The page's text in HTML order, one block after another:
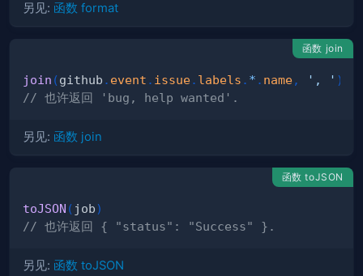
另见: 函数 format
函数 join
join (github . event . issue. labels . * . name, ', ' )
// 也许返回 'bug, help wanted'.
另见: 函数 join
函数 toJSON
toJSON ( job)
// 也许返回 { "status": "Success" }.
另见: 函数 toJSON